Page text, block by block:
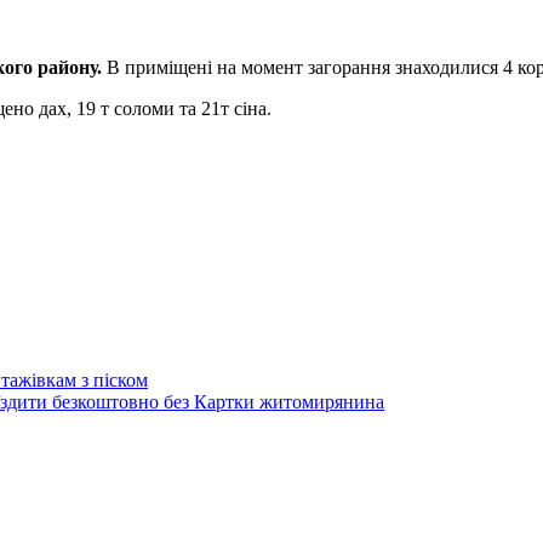
району. В приміщені на момент загорання знаходилися 4
дах, 19 т соломи та 21т сіна.
з піском
безкоштовно без Картки житомирянина